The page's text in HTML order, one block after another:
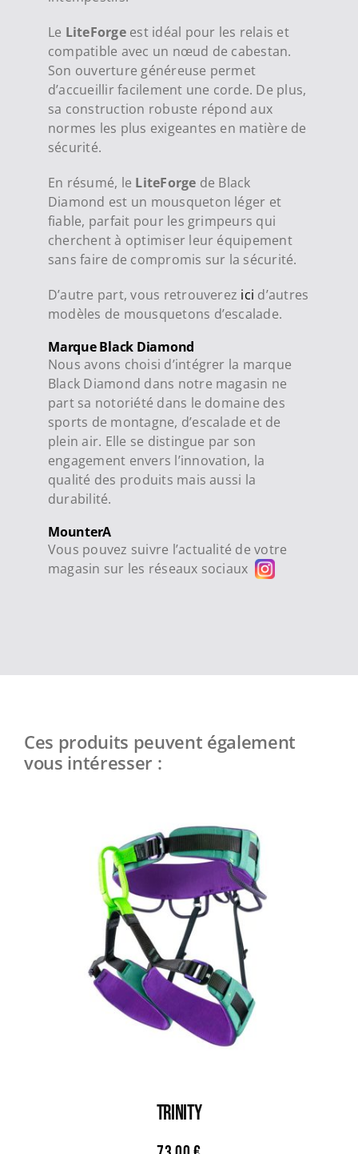
Le LiteForgeest idéal pour les relais et
compatible avec un nœud de cabestan.
Son ouverture généreuse permet
d’accueillir facilement une corde. De plus,
sa construction robuste répond aux
normes les plus exigeantes en matière de
sécurité.
En résumé, le LiteForge de Black
Diamond est un mousqueton léger et
fiable, parfait pour les grimpeurs qui
cherchent à optimiser leur équipement
sans faire de compromis sur la sécurité.
D’autre part, vous retrouverez ici d’autres
modèles de mousquetons d’escalade.
Marque Black Diamond
Nous avons choisi d’intégrer la marque
Black Diamond dans notre magasin ne
part sa notoriété dans le domaine des
sports de montagne, d’escalade et de
plein air. Elle se distingue par son
engagement envers l’innovation, la
qualité des produits mais aussi la
durabilité.
MounterA
Vous pouvez suivre l’actualité de votre
magasin sur les réseaux sociaux
Ces produits peuvent également
vous intéresser :
TRINITY